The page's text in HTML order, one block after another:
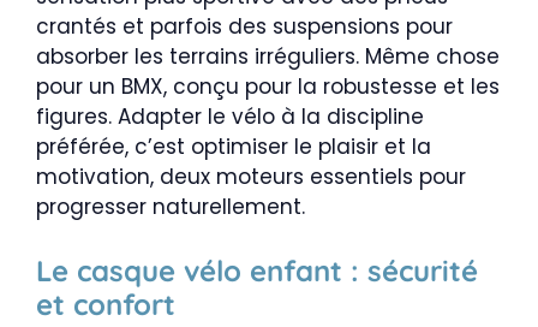
crantés et parfois des suspensions pour
absorber les terrains irréguliers. Même chose
pour un BMX, conçu pour la robustesse et les
figures. Adapter le vélo à la discipline
préférée, c’est optimiser le plaisir et la
motivation, deux moteurs essentiels pour
progresser naturellement.
Le casque vélo enfant : sécurité
et confort